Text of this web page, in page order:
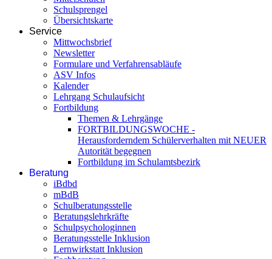
Schulsprengel
Übersichtskarte
Service
Mittwochsbrief
Newsletter
Formulare und Verfahrensabläufe
ASV Infos
Kalender
Lehrgang Schulaufsicht
Fortbildung
Themen & Lehrgänge
FORTBILDUNGSWOCHE -
Herausforderndem Schülerverhalten mit NEUER
Autorität begegnen
Fortbildung im Schulamtsbezirk
Beratung
iBdbd
mBdB
Schulberatungsstelle
Beratungslehrkräfte
Schulpsychologinnen
Beratungsstelle Inklusion
Lernwirkstatt Inklusion